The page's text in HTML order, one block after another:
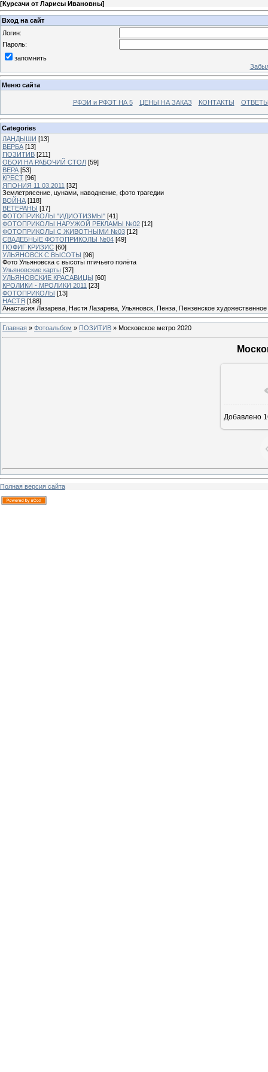
[Курсачи от Ларисы Ивановны]
Вход на сайт
Логин:
Пароль:
запомнить
Меню сайта
РФЭИ и РФЭТ НА 5 ЦЕНЫ НА ЗАКАЗ КОНТАКТЫ
Categories
ЛАНДЫШИ [13]
ВЕРБА [13]
ПОЗИТИВ [211]
ОБОИ НА РАБОЧИЙ СТОЛ [59]
ВЕРА [53]
КРЕСТ [96]
ЯПОНИЯ 11.03.2011 [32]
Землетрясение, цунами, наводнение, фото трагедии
ВОЙНА [118]
ВЕТЕРАНЫ [17]
ФОТОПРИКОЛЫ "ИДИОТИЗМЫ" [41]
ФОТОПРИКОЛЫ НАРУЖОЙ РЕКЛАМЫ №02 [12]
ФОТОПРИКОЛЫ С ЖИВОТНЫМИ №03 [12]
СВАДЕБНЫЕ ФОТОПРИКОЛЫ №04 [49]
ПОФИГ КРИЗИС [60]
УЛЬЯНОВСК С ВЫСОТЫ [96]
Фото Ульяновска с высоты птичьего полёта
Ульяновские карты [37]
УЛЬЯНОВСКИЕ КРАСАВИЦЫ [60]
КРОЛИКИ - МРОЛИКИ 2011 [23]
ФОТОПРИКОЛЫ [13]
НАСТЯ [188]
Анастасия Лазарева, Настя Лазарева, Ульяновск, Пенза, Пензенское
Главная » Фотоальбом » ПОЗИТИВ » Московское метро 2020
В
Добавлено
Полная версия сайта